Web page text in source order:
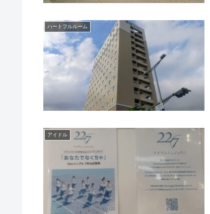
ハートフルルーム
アイドル